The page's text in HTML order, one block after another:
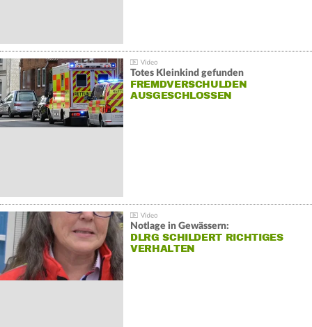
Totes Kleinkind gefunden
FREMDVERSCHULDEN
AUSGESCHLOSSEN
Notlage in Gewässern:
DLRG SCHILDERT RICHTIGES
VERHALTEN